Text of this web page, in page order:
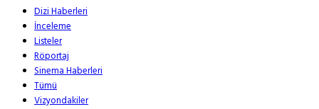
Dizi Haberleri
İnceleme
Listeler
Röportaj
Sinema Haberleri
Tümü
Vizyondakiler